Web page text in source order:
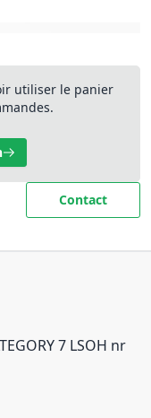
utiliser le panier
Contact
7 LSOH nr